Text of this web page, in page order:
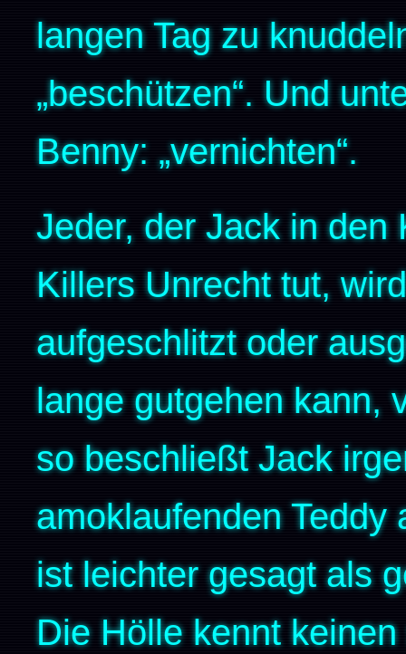
langen Tag zu
„beschützen“. Und
Benny: „vernichten“.
Jeder, der Jack in den
Killers Unrecht tut,
aufgeschlitzt oder
lange gutgehen kann,
so beschließt Jack
amoklaufenden
ist leichter gesagt als
Die Hölle kennt